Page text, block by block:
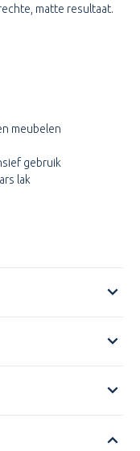
matte resultaat.
meubelen
gebruik
lak